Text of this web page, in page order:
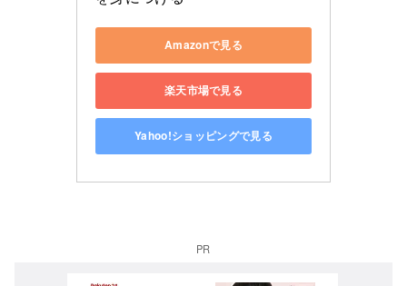
Amazonで見る
楽天市場で見る
Yahoo!ショッピングで見る
PR